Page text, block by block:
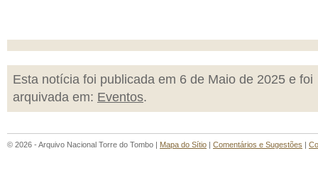
Esta notícia foi publicada em 6 de Maio de 2025 e foi
arquivada em: Eventos.
© 2026 - Arquivo Nacional Torre do Tombo | Mapa do Sítio | Comentários e Sugestões |